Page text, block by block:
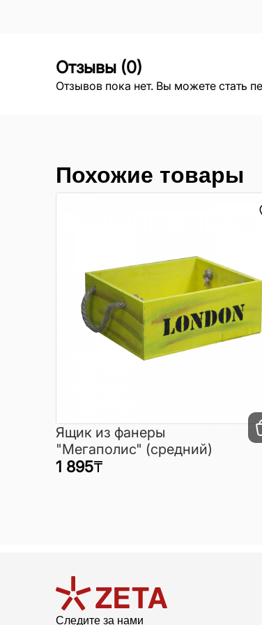
Отзывы (0)
Отзывов пока нет. Вы можете стать
Похожие товары
Ящик из фанеры
"Мегаполис" (средний)
1 895₸
Следите за нами